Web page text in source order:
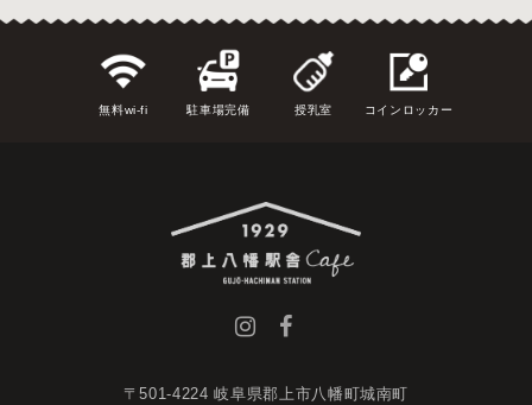
無料wi-fi 駐車場完備 授乳室 コインロッカー
〒501-4224 岐阜県郡上市八幡町城南町